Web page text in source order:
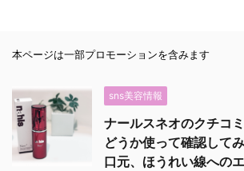
本ページは一部プロモーションを含みます
sns美容情報
ナールスネオのクチコ
どうか使って確認して
口元、ほうれい線への